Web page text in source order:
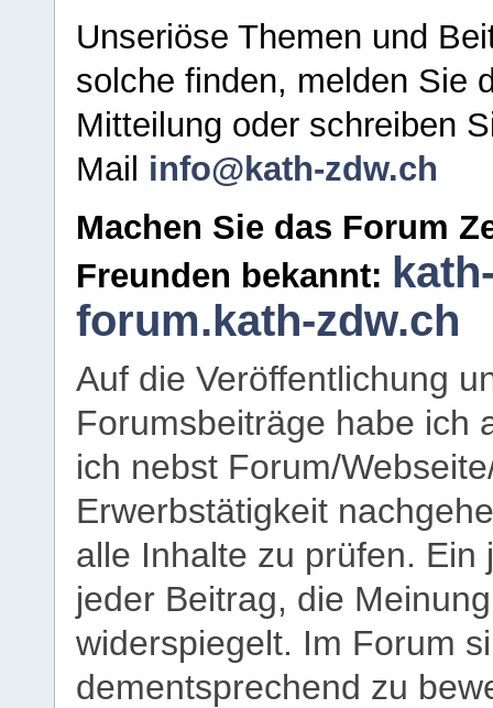
Unseriöse Themen und
solche finden, melden Sie
Mitteilung oder schreiben
Mail info@kath-zdw.ch
Machen Sie das Forum
Freunden bekannt:
forum.kath-zdw.ch
Auf die Veröffentlichung
Forumsbeiträge habe ich
ich nebst Forum/
Erwerbstätigkeit
alle Inhalte zu prüfen.
jeder Beitrag, die
widerspiegelt. Im Forum
dementsprechend zu